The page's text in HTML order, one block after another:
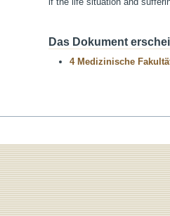
Das Dokument
4 Medizinische